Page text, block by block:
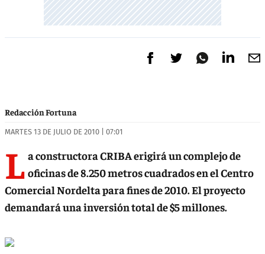
Redacción Fortuna
MARTES 13 DE JULIO DE 2010 | 07:01
L a constructora CRIBA erigirá un complejo de
oficinas de 8.250 metros cuadrados en el Centro
Comercial Nordelta para fines de 2010. El proyecto
demandará una inversión total de $5 millones.